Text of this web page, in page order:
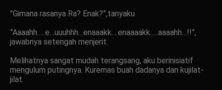
”Gimana rasanya Ra? Enak?”,tanyaku
”Aaaahh…..e…uuuhhh…enaaakk….enaaaakk…..aaaahh…!!”,
jawabnya setengah menjerit.
Melihatnya sangat mudah terangsang, aku berinisiatif
mengulum putingnya. Kuremas buah dadanya dan kujilat-
jilat.